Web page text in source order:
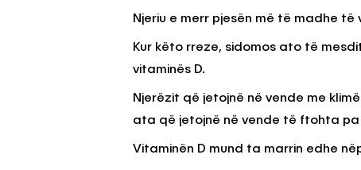
Njeriu e merr pjesën më të madhe
Kur këto rreze, sidomos ato të
vitaminës D.
Njerëzit që jetojnë në vende me
ata që jetojnë në vende të ftohta pa
Vitaminën D mund ta marrin edhe